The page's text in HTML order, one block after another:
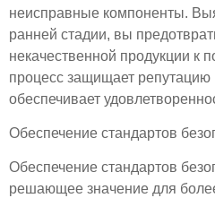
неисправные компоненты.
ранней стадии, вы
некачественной продукции к
процесс защищает
обеспечивает
Обеспечение стандартов
Обеспечение стандартов
решающее значение для